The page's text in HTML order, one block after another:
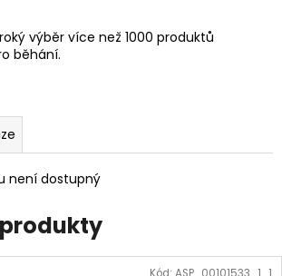
výběr více než 1000 produktů
běhání.
není dostupný